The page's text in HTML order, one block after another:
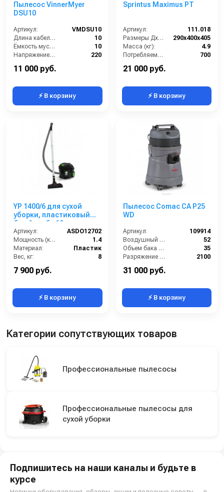
Пылесос VinnerMyer
DSU10
Артикул:
VMDSU10
Длина кабеля (м):
10
Ёмкость мусоросборника (л):
10
Напряжение (В):
220
Мощность (кВт):
11 000 руб.
⚡ В корзину
Sprintus Maximus PT
Артикул:
111.018
Размеры ДхШхВ (мм):
290x400x405
Масса (кг):
4.9
Потребляемая мощность (Вт):
700
Объем бака (л):
21 000 руб.
⚡ В корзину
YP 1400/6 для сухой
уборки, пластиковый
бак,1 турб., 10 л.
Артикул:
ASDO12702
Мощность (кВт):
1.4
Материал:
Пластик
Вес, кг:
8
7 900 руб.
⚡ В корзину
Пылесос Comac CA P25
WD
Артикул:
109914
Воздушный поток (л/сек):
52
Объем бака (л):
35
Разряжение (мБар):
2100
Уровень шума (дБ):
31 000 руб.
⚡ В корзину
Категории сопутствующих товаров
Профессиональные пылесосы
Профессиональные пылесосы для
сухой уборки
Подпишитесь на наши каналы и будьте в
курсе